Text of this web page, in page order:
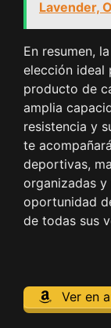
Lavender,
En resumen,
elección ideal
producto de
amplia
resistencia y
te
deportivas,
organizadas
oportunidad
de todas sus
Ver en